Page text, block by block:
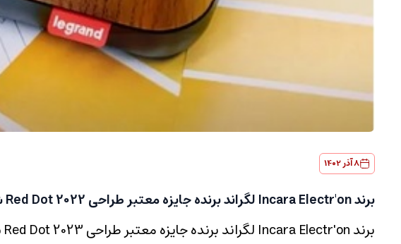
8 آذر 1402
برند Incara Electr'on لگراند برنده جایزه معتبر طراحی Red Dot 2022 شد.
برند Incara Electr'on لگراند برنده جایزه معتبر طراحی Red Dot 2023 شد.